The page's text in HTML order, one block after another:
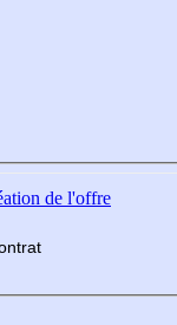
de l'offre